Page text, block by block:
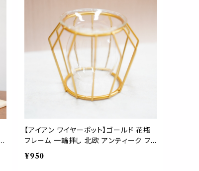
【アイアン ワイヤーポット】ゴールド 花瓶
フレーム 一輪挿し 北欧 アンティーク フラ
ワー ベース ドライフラワー シンプル おし
ゃれ インテリア
¥950